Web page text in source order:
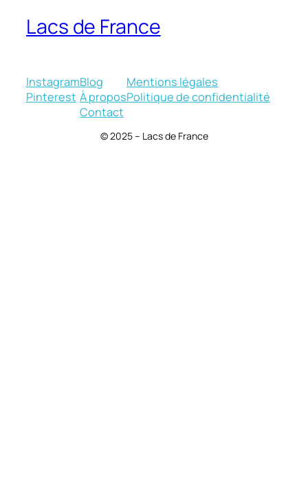
Lacs de France
Instagram
Pinterest
Blog
À propos
Contact
Mentions légales
Politique de confidentialité
© 2025 – Lacs de France